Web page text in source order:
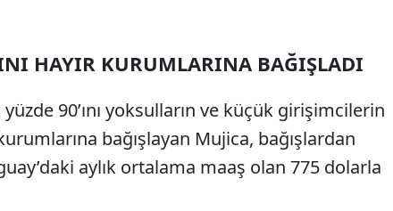
HAYIR KURUMLARINA BAĞIŞLADI
yüzde 90’ını yoksulların ve küçük girişimcilerin
bağışlayan Mujica, bağışlardan
aylık ortalama maaş olan 775 dolarla